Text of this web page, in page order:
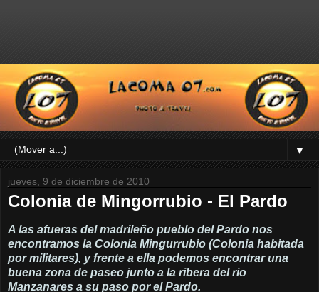
▼
jueves, 9 de diciembre de 2010
Colonia de Mingorrubio - El Pardo
A las afueras del madrileño pueblo del Pardo nos
encontramos la Colonia Mingurrubio (Colonia habitada
por militares), y frente a ella podemos encontrar una
buena zona de paseo junto a la ribera del rio
Manzanares a su paso por el Pardo.